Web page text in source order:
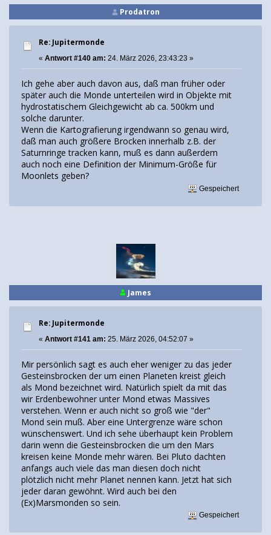
Prodatron
Re: Jupitermonde
« Antwort #140 am: 24. März 2026, 23:43:23 »
Ich gehe aber auch davon aus, daß man früher oder
später auch die Monde unterteilen wird in Objekte mit
hydrostatischem Gleichgewicht ab ca. 500km und
solche darunter.
Wenn die Kartografierung irgendwann so genau wird,
daß man auch größere Brocken innerhalb z.B. der
Saturnringe tracken kann, muß es dann außerdem
auch noch eine Definition der Minimum-Größe für
Moonlets geben?
Gespeichert
James
Re: Jupitermonde
« Antwort #141 am: 25. März 2026, 04:52:07 »
Mir persönlich sagt es auch eher weniger zu das jeder
Gesteinsbrocken der um einen Planeten kreist gleich
als Mond bezeichnet wird. Natürlich spielt da mit das
wir Erdenbewohner unter Mond etwas Massives
verstehen. Wenn er auch nicht so groß wie "der"
Mond sein muß. Aber eine Untergrenze wäre schon
wünschenswert. Und ich sehe überhaupt kein Problem
darin wenn die Gesteinsbrocken die um den Mars
kreisen keine Monde mehr wären. Bei Pluto dachten
anfangs auch viele das man diesen doch nicht
plötzlich nicht mehr Planet nennen kann. Jetzt hat sich
jeder daran gewöhnt. Wird auch bei den
(Ex)Marsmonden so sein.
Gespeichert